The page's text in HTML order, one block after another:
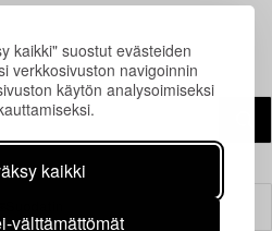
kaikki" suostut evästeiden
verkkosivuston navigoinnin
käytön analysoimiseksi
kaikki
välttämättömät